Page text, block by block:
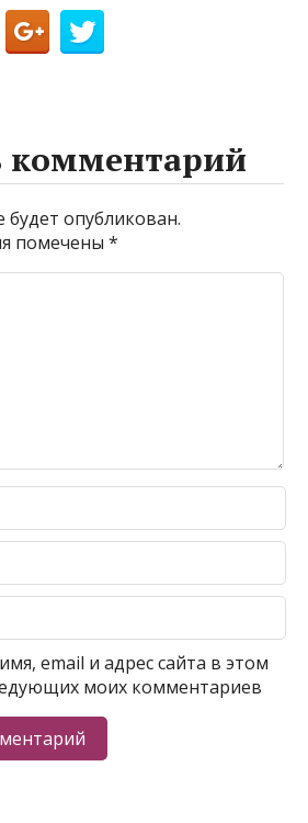
комментарий
опубликован.
помечены*
email и адрес сайта в этом
моих комментариев